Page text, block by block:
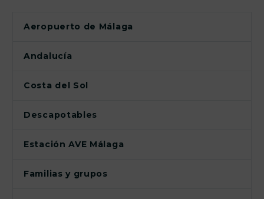
Aeropuerto de Málaga
Andalucía
Costa del Sol
Descapotables
Estación AVE Málaga
Familias y grupos